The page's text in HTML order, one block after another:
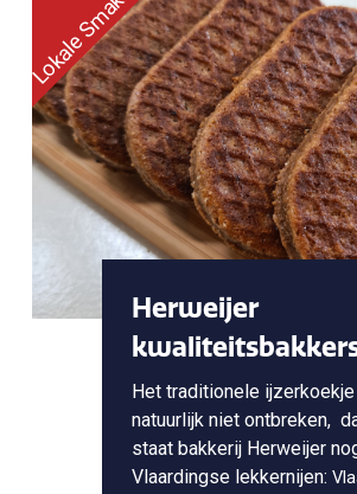
Herweijer
Het traditionele
natuurlijk niet ontbreken,
staat bakkerij Herweijer
Vlaardingse lekkernijen: